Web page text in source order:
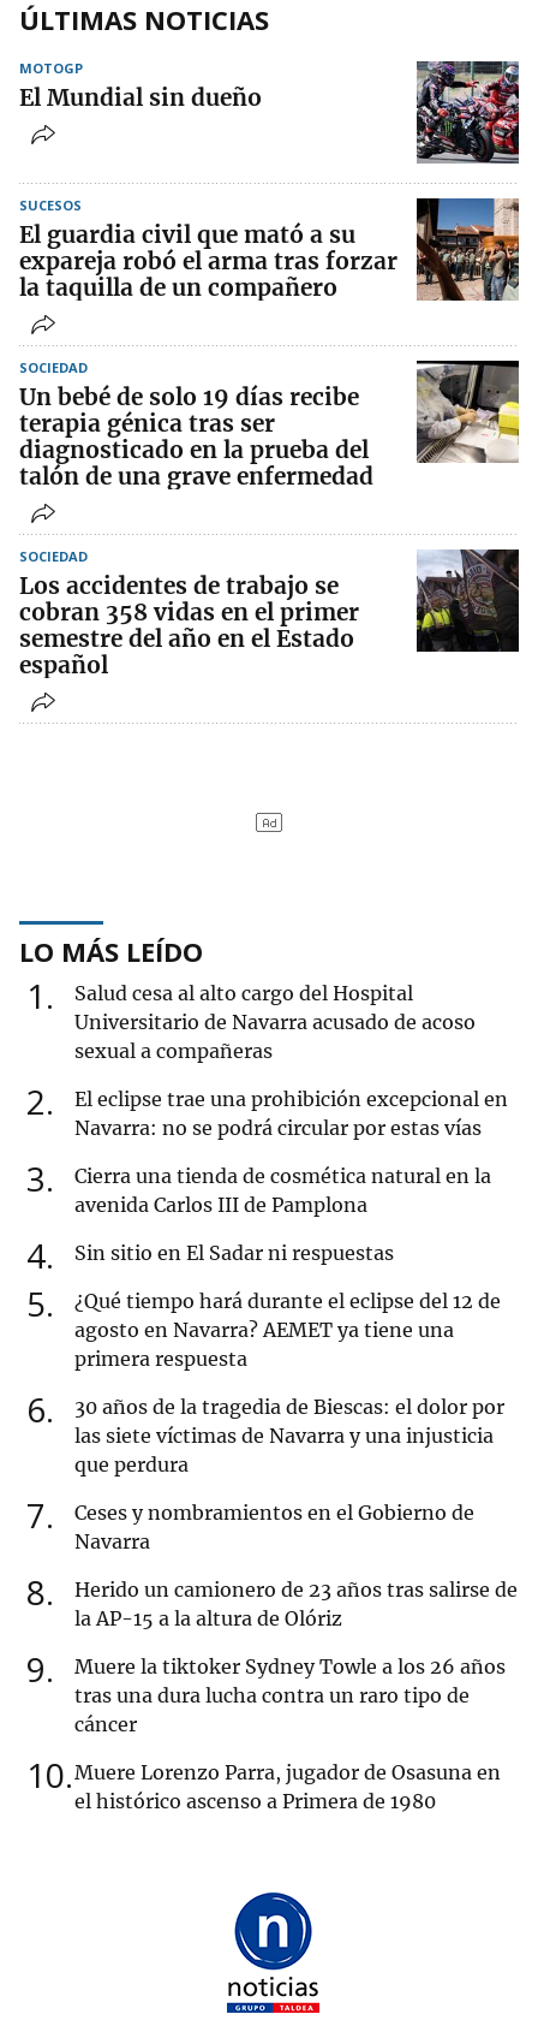
ÚLTIMAS NOTICIAS
MOTOGP
El Mundial sin dueño
SUCESOS
El guardia civil que mató a su
expareja robó el arma tras forzar
la taquilla de un compañero
SOCIEDAD
Un bebé de solo 19 días recibe
terapia génica tras ser
diagnosticado en la prueba del
talón de una grave enfermedad
SOCIEDAD
Los accidentes de trabajo se
cobran 358 vidas en el primer
semestre del año en el Estado
español
LO MÁS LEÍDO
1
Salud cesa al alto cargo del Hospital
Universitario de Navarra acusado de acoso
sexual a compañeras
2
El eclipse trae una prohibición excepcional en
Navarra: no se podrá circular por estas vías
3
Cierra una tienda de cosmética natural en la
avenida Carlos III de Pamplona
4 Sin sitio en El Sadar ni respuestas
5
¿Qué tiempo hará durante el eclipse del 12 de
agosto en Navarra? AEMET ya tiene una
primera respuesta
6
30 años de la tragedia de Biescas: el dolor por
las siete víctimas de Navarra y una injusticia
que perdura
7
Ceses y nombramientos en el Gobierno de
Navarra
8
Herido un camionero de 23 años tras salirse de
la AP-15 a la altura de Olóriz
9
Muere la tiktoker Sydney Towle a los 26 años
tras una dura lucha contra un raro tipo de
cáncer
10 Muere Lorenzo Parra, jugador de Osasuna en
el histórico ascenso a Primera de 1980